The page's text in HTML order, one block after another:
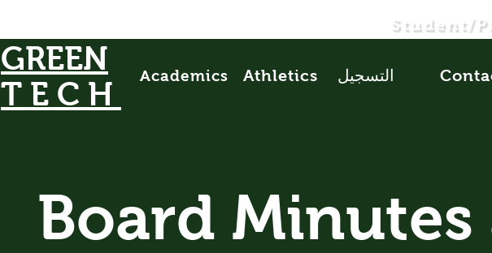
Student/
GREEN
TECH
Athletics
Academics التسجيل
Board Minutes